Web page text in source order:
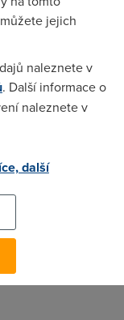
to to nechce
na TCS - 800
ti to udělaj!!
jejich
naleznete v
. Další informace o
naleznete v
další